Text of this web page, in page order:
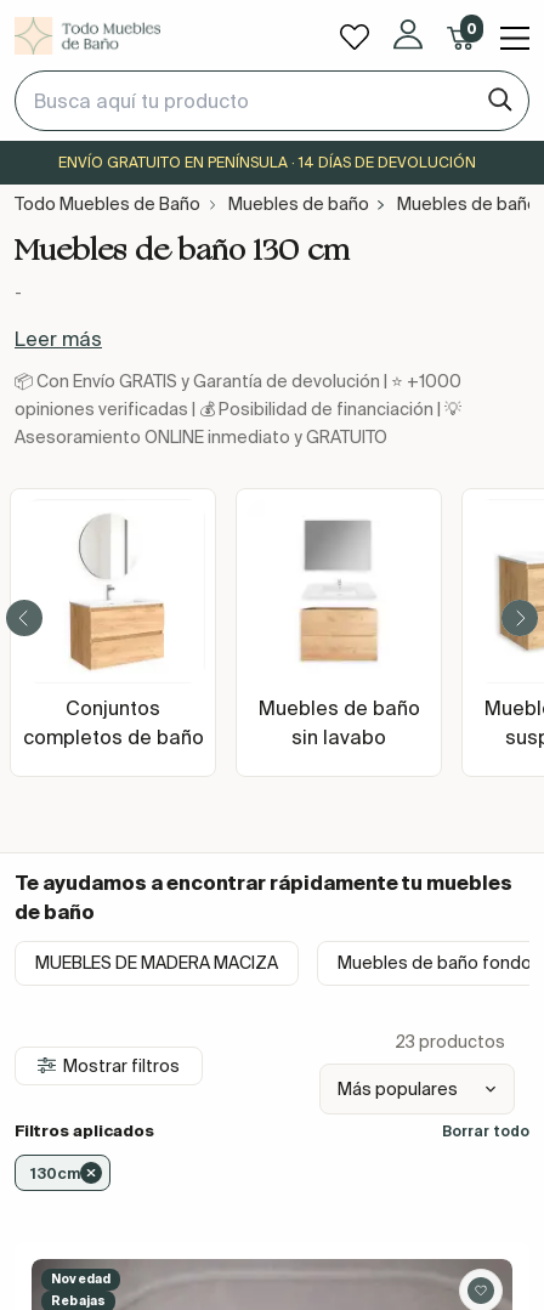
0
ENVÍO GRATUITO EN PENÍNSULA · 14 DÍAS DE DEVOLUCIÓN
Todo Muebles de Baño Muebles de baño Muebles de baño
Muebles de baño 130 cm
-
Leer más
📦 Con Envío GRATIS y Garantía de devolución | ⭐ +1000
opiniones verificadas | 💰 Posibilidad de financiación | 💡
Asesoramiento ONLINE inmediato y GRATUITO
Conjuntos
completos de baño
Muebles de baño
sin lavabo
Te ayudamos a encontrar rápidamente tu muebles
de baño
MUEBLES DE MADERA MACIZA Muebles de baño fondo
Mostrar filtros
23 productos
Filtros aplicados Borrar todo
130cm
Novedad
Rebajas